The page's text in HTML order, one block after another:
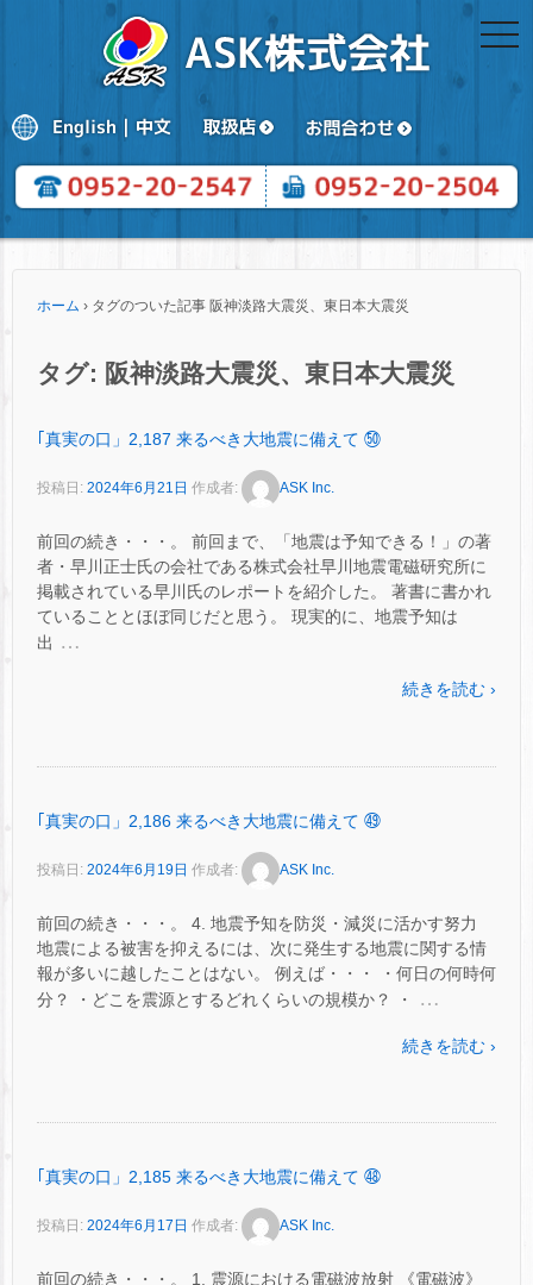
ホーム › タグのついた記事 阪神淡路大震災、東日本大震災
タグ: 阪神淡路大震災、東日本大震災
｢真実の口」2,187 来るべき大地震に備えて ㊿
投稿日: 2024年6月21日 作成者: ASK Inc.
前回の続き・・・。 前回まで、「地震は予知できる！」の著
者・早川正士氏の会社である株式会社早川地震電磁研究所に
掲載されている早川氏のレポートを紹介した。 著書に書かれ
ていることとほぼ同じだと思う。 現実的に、地震予知は
出 …
続きを読む ›
｢真実の口」2,186 来るべき大地震に備えて ㊾
投稿日: 2024年6月19日 作成者: ASK Inc.
前回の続き・・・。 4. 地震予知を防災・減災に活かす努力
地震による被害を抑えるには、次に発生する地震に関する情
報が多いに越したことはない。 例えば・・・ ・何日の何時何
分？ ・どこを震源とするどれくらいの規模か？ ・
…
続きを読む ›
｢真実の口」2,185 来るべき大地震に備えて ㊽
投稿日: 2024年6月17日 作成者: ASK Inc.
前回の続き・・・。 1. 震源における電磁波放射 《電磁波》